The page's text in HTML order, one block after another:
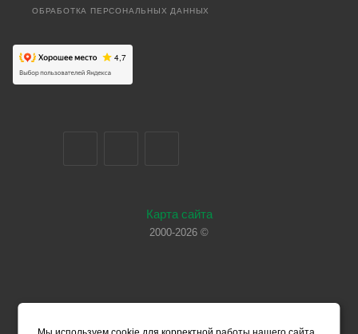
ОБРАБОТКА ПЕРСОНАЛЬНЫХ ДАННЫХ
Карта сайта
2000-2026 ©